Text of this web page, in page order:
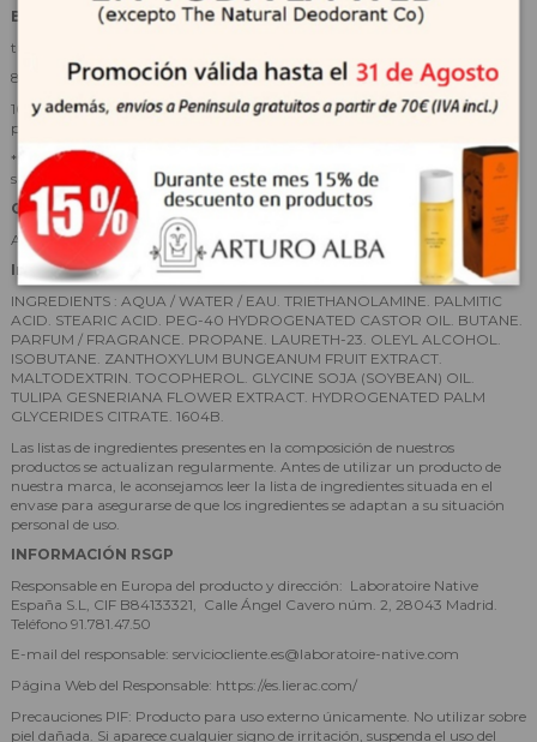
Beneficios & resultados
tulipán negro: fortificante bayas de Sichuan : calmante
85% de ingredientes de origen natural
100% previene el ardor de la piel post afeitado* 100% facilita un afeitado
preciso* 95% protege la piel de la sensacion de irritación*
*Estudio clínico en 20 hombres durante 28 días uso diario- % de
satisfaccion.
Consejo de aplicación
Aplicar sobre la piel húmeda, Aclarar tras el afeitado.
Ingredientes principales
INGREDIENTS : AQUA / WATER / EAU. TRIETHANOLAMINE. PALMITIC
ACID. STEARIC ACID. PEG-40 HYDROGENATED CASTOR OIL. BUTANE.
PARFUM / FRAGRANCE. PROPANE. LAURETH-23. OLEYL ALCOHOL.
ISOBUTANE. ZANTHOXYLUM BUNGEANUM FRUIT EXTRACT.
MALTODEXTRIN. TOCOPHEROL. GLYCINE SOJA (SOYBEAN) OIL.
TULIPA GESNERIANA FLOWER EXTRACT. HYDROGENATED PALM
GLYCERIDES CITRATE. 1604B.
Las listas de ingredientes presentes en la composición de nuestros
productos se actualizan regularmente. Antes de utilizar un producto de
nuestra marca, le aconsejamos leer la lista de ingredientes situada en el
envase para asegurarse de que los ingredientes se adaptan a su situación
personal de uso.
INFORMACIÓN RSGP
Responsable en Europa del producto y dirección: Laboratoire Native
España S.L, CIF B84133321, Calle Ángel Cavero núm. 2, 28043 Madrid.
Teléfono 91.781.47.50
E-mail del responsable: serviciocliente.es@laboratoire-native.com
Página Web del Responsable: https://es.lierac.com/
Precauciones PIF: Producto para uso externo únicamente. No utilizar sobre
piel dañada. Si aparece cualquier signo de irritación, suspenda el uso del